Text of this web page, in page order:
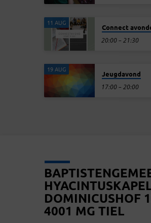
11 AUG
Connect
20:00 – 21:30
19 AUG
Jeugdavond
17:00 – 20:00
DOMINICUSHOF
4001 MG TIEL